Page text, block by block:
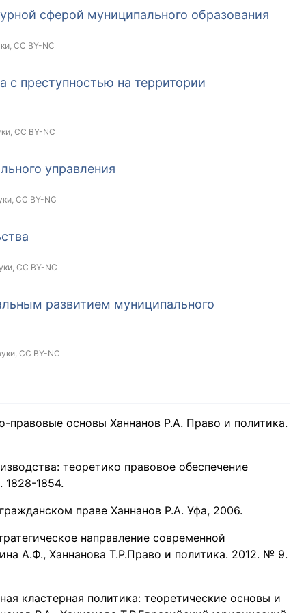
сферой муниципального образования
CC BY-NC
преступностью на территории
CC BY-NC
управления
CC BY-NC
CC BY-NC
развитием муниципального
CC BY-NC
правовые основы Ханнанов Р.А. Право и политика.
теоретико правовое обеспечение
1828-1854.
праве Ханнанов Р.А. Уфа, 2006.
направление современной
А.Ф., Ханнанова Т.Р.Право и политика. 2012. № 9.
кластерная политика: теоретические основы и